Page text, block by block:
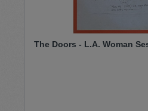
The Doors - L.A. Woman